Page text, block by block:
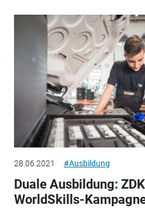
28.06.2021 #Ausbildung
Duale Ausbildung:
WorldSkills-